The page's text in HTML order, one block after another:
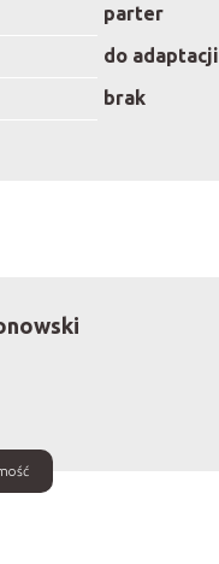
parter
do adaptacji
brak